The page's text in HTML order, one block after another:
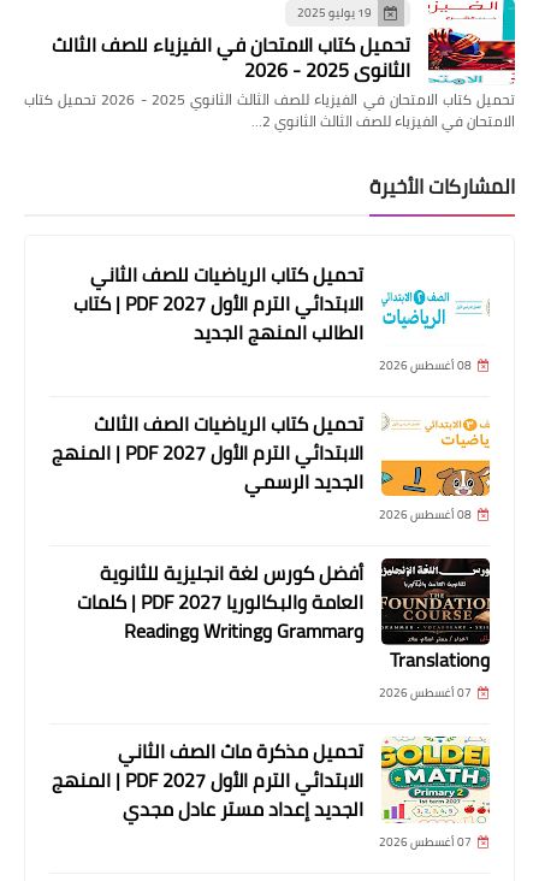
19 يوليو 2025
تحميل كتاب الامتحان في الفيزياء للصف الثالث
الثانوي 2025 - 2026
تحميل كتاب الامتحان في الفيزياء للصف الثالث الثانوي 2025 - 2026 تحميل كتاب
الامتحان في الفيزياء للصف الثالث الثانوي 2…
المشاركات الأخيرة
تحميل كتاب الرياضيات للصف الثاني
الابتدائي الترم الأول 2027 PDF | كتاب
الطالب المنهج الجديد
08 أغسطس 2026
تحميل كتاب الرياضيات الصف الثالث
الابتدائي الترم الأول 2027 PDF | المنهج
الجديد الرسمي
08 أغسطس 2026
أفضل كورس لغة انجليزية للثانوية
العامة والبكالوريا 2027 PDF | كلمات
وGrammar وWriting وReading
وTranslation
07 أغسطس 2026
تحميل مذكرة ماث الصف الثاني
الابتدائي الترم الأول 2027 PDF | المنهج
الجديد إعداد مستر عادل مجدي
07 أغسطس 2026